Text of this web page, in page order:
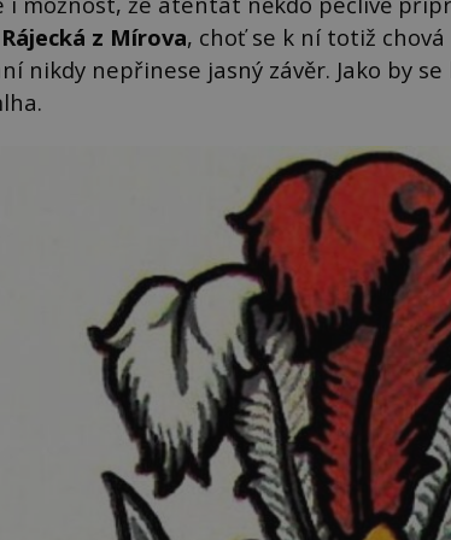
z Mírova, choť se k ní totiž
nikdy nepřinese jasný závěr. Jako by